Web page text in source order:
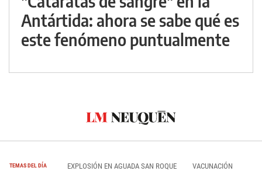
Antártida: ahora se sabe qué es
este fenómeno puntualmente
TEMAS DEL DÍA EXPLOSIÓN EN AGUADA SAN ROQUE VACUNACIÓN